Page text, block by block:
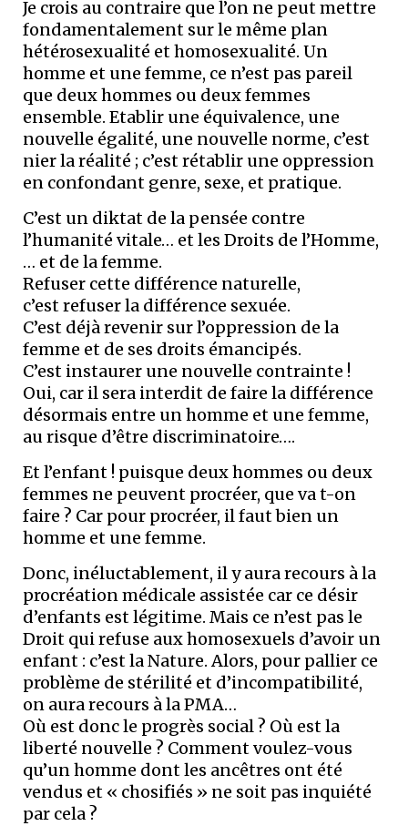
Je crois au contraire que l’on ne peut mettre
fondamentalement sur le même plan
hétérosexualité et homosexualité. Un
homme et une femme, ce n’est pas pareil
que deux hommes ou deux femmes
ensemble. Etablir une équivalence, une
nouvelle égalité, une nouvelle norme, c’est
nier la réalité ; c’est rétablir une oppression
en confondant genre, sexe, et pratique.
C’est un diktat de la pensée contre
l’humanité vitale… et les Droits de l’Homme,
… et de la femme.
Refuser cette différence naturelle,
c’est refuser la différence sexuée.
C’est déjà revenir sur l’oppression de la
femme et de ses droits émancipés.
C’est instaurer une nouvelle contrainte !
Oui, car il sera interdit de faire la différence
désormais entre un homme et une femme,
au risque d’être discriminatoire….
Et l’enfant ! puisque deux hommes ou deux
femmes ne peuvent procréer, que va t-on
faire ? Car pour procréer, il faut bien un
homme et une femme.
Donc, inéluctablement, il y aura recours à la
procréation médicale assistée car ce désir
d’enfants est légitime. Mais ce n’est pas le
Droit qui refuse aux homosexuels d’avoir un
enfant : c’est la Nature. Alors, pour pallier ce
problème de stérilité et d’incompatibilité,
on aura recours à la PMA…
Où est donc le progrès social ? Où est la
liberté nouvelle ? Comment voulez-vous
qu’un homme dont les ancêtres ont été
vendus et « chosifiés » ne soit pas inquiété
par cela ?